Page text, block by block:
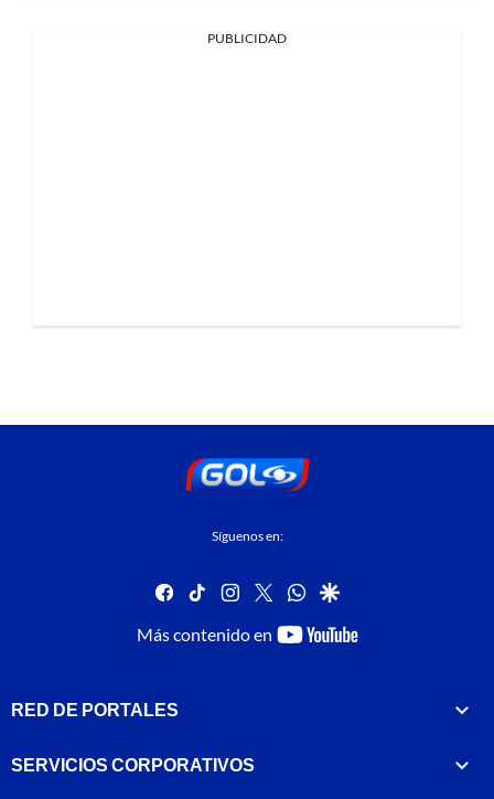
PUBLICIDAD
Síguenos en:
facebook
tiktok instagram
twitterwhatsapp
google
Más contenido en
youtube-
RED DE PORTALES
SERVICIOS CORPORATIVOS